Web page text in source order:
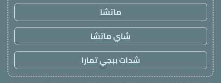
ماتشا
شاي ماتشا
شدات ببجي تمارا